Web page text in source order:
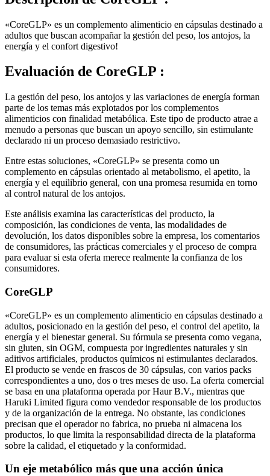
«CoreGLP» es un complemento alimenticio en cápsulas destinado a
adultos que buscan acompañar la gestión del peso, los antojos, la
energía y el confort digestivo!
Evaluación de CoreGLP :
La gestión del peso, los antojos y las variaciones de energía forman
parte de los temas más explotados por los complementos
alimenticios con finalidad metabólica. Este tipo de producto atrae a
menudo a personas que buscan un apoyo sencillo, sin estimulante
declarado ni un proceso demasiado restrictivo.
Entre estas soluciones, «CoreGLP» se presenta como un
complemento en cápsulas orientado al metabolismo, el apetito, la
energía y el equilibrio general, con una promesa resumida en torno
al control natural de los antojos.
Este análisis examina las características del producto, la
composición, las condiciones de venta, las modalidades de
devolución, los datos disponibles sobre la empresa, los comentarios
de consumidores, las prácticas comerciales y el proceso de compra
para evaluar si esta oferta merece realmente la confianza de los
consumidores.
CoreGLP
«CoreGLP» es un complemento alimenticio en cápsulas destinado a
adultos, posicionado en la gestión del peso, el control del apetito, la
energía y el bienestar general. Su fórmula se presenta como vegana,
sin gluten, sin OGM, compuesta por ingredientes naturales y sin
aditivos artificiales, productos químicos ni estimulantes declarados.
El producto se vende en frascos de 30 cápsulas, con varios packs
correspondientes a uno, dos o tres meses de uso. La oferta comercial
se basa en una plataforma operada por Haur B.V., mientras que
Haruki Limited figura como vendedor responsable de los productos
y de la organización de la entrega. No obstante, las condiciones
precisan que el operador no fabrica, no prueba ni almacena los
productos, lo que limita la responsabilidad directa de la plataforma
sobre la calidad, el etiquetado y la conformidad.
Un eje metabólico más que una acción única